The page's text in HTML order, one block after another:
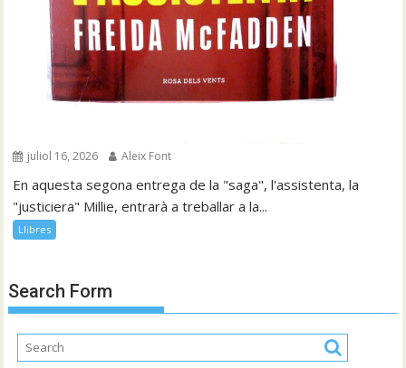
juliol 16, 2026 Aleix Font
En aquesta segona entrega de la "saga", l'assistenta, la
"justiciera" Millie, entrarà a treballar a la...
Llibres
Search Form